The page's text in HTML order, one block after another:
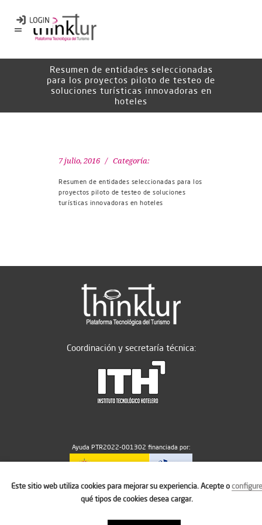
Resumen de entidades seleccionadas
para los proyectos piloto de testeo de
soluciones turísticas innovadoras en
hoteles
7 julio, 2016 Categoría:
Resumen de entidades seleccionadas para los
proyectos piloto de testeo de soluciones
turísticas innovadoras en hoteles
Coordinación y secretaría técnica:
Ayuda PTR2022-001302 financiada por:
MICIU/AEI/10.13039/501100011033
Este sitio web utiliza cookies para mejorar su experiencia. Acepte oconfigure
qué tipos de cookies desea cargar.